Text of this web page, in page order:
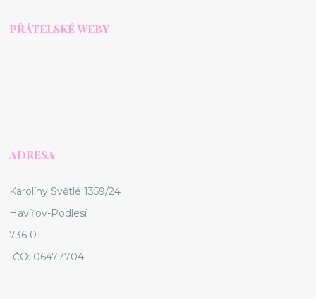
PŘÁTELSKÉ WEBY
ADRESA
Karolíny Světlé 1359/24
Havířov-Podlesí
736 01
IČO: 06477704